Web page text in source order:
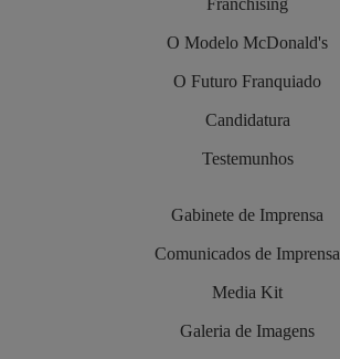
O Modelo McDonald's
O Futuro Franquiado
Candidatura
Testemunhos
Gabinete de Imprensa
Comunicados de Imprensa
Media Kit
Galeria de Imagens